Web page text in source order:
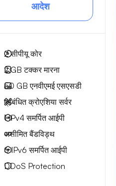
आदेश
2सीपीयू कोर
2 GB टक्कर मारना
50 GB एनवीएमई एसएसडी
प्रबंधित क्रोएशिया सर्वर
1 IPv4समर्पित आईपी
असीमित बैंडविड्थ
6 IPv6समर्पित आईपी
DDoS Protection